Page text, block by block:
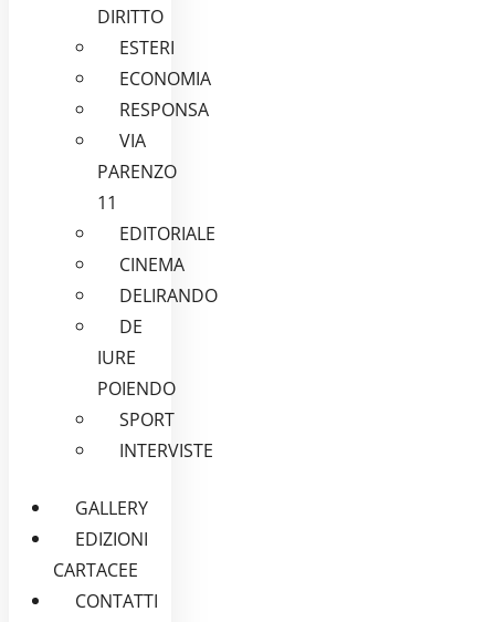
DIRITTO
ESTERI
ECONOMIA
RESPONSA
VIA
PARENZO
11
EDITORIALE
CINEMA
DELIRANDO
DE
IURE
POIENDO
SPORT
INTERVISTE
GALLERY
EDIZIONI
CARTACEE
CONTATTI